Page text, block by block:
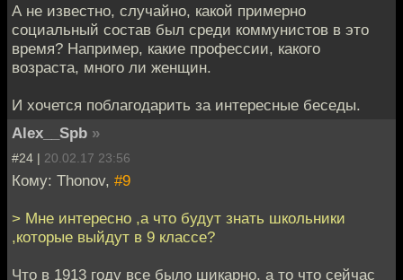
А не известно, случайно, какой примерно
социальный состав был среди коммунистов в это
время? Например, какие профессии, какого
возраста, много ли женщин.
И хочется поблагодарить за интересные беседы.
Alex__Spb »
#24 | 20.02.17 23:56
Кому: Thonov, #9
> Мне интересно ,а что будут знать школьники
,которые выйдут в 9 классе?
Что в 1913 году все было шикарно, а то что сейчас